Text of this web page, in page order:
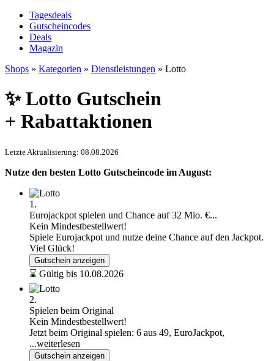
Tagesdeals
Gutscheincodes
Deals
Magazin
Shops » Kategorien » Dienstleistungen » Lotto
✨ Lotto Gutschein
+ Rabattaktionen
Letzte Aktualisierung: 08.08.2026
Nutze den besten Lotto Gutscheincode im August:
1.
Eurojackpot spielen und Chance auf 32 Mio. €...
Kein Mindestbestellwert!
Spiele Eurojackpot und nutze deine Chance auf den Jackpot.
Viel Glück!
Gutschein anzeigen
⌛ Gültig bis 10.08.2026
2.
Spielen beim Original
Kein Mindestbestellwert!
Jetzt beim Original spielen: 6 aus 49, EuroJackpot,
...weiterlesen
Gutschein anzeigen